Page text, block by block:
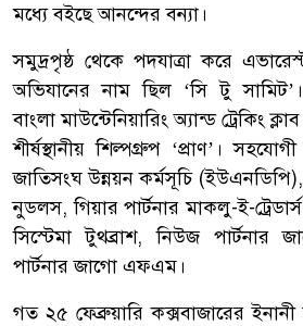
মধ্যে বইছে আনন্দের বন্যা।
সমুদ্রপৃষ্ঠ থেকে পদযাত্রা করে
অভিযানের নাম ছিল ‘সি টু
বাংলা মাউন্টেনিয়ারিং অ্যান্ড ট্রেকিং
শীর্ষস্থানীয় শিল্পগ্রুপ ‘প্রাণ’।
জাতিসংঘ উন্নয়ন কর্মসূচি (ইউএনডিপি),
নুডলস, গিয়ার পার্টনার মাকলু-ই-
সিস্টেমা টুথব্রাশ, নিউজ
পার্টনার জাগো এফএম।
গত ২৫ ফেব্রুয়ারি কক্সবাজারের